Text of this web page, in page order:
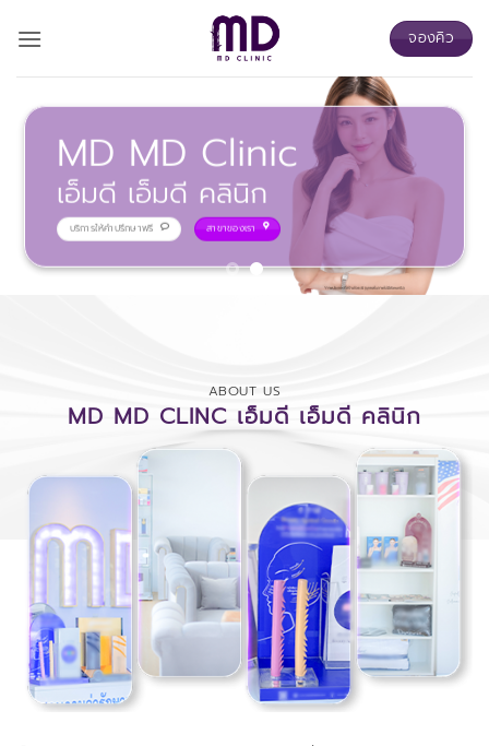
จองคิว
MD MD Clinic
เอ็มดี เอ็มดี คลินิก
บริการให้คำปรึกษาฟรี สาขาของเรา
ABOUT US
MD MD CLINC เอ็มดี เอ็มดี คลินิก